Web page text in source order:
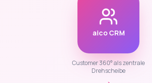
aico CRM
Customer 360° als zentrale
Drehscheibe